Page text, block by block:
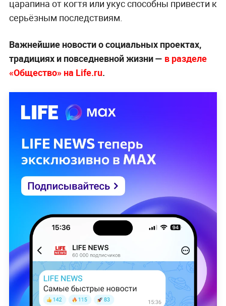
царапина от когтя или укус способны привести к
серьёзным последствиям.
Важнейшие новости о социальных проектах,
традициях и повседневной жизни — в разделе
«Общество» на Life.ru.